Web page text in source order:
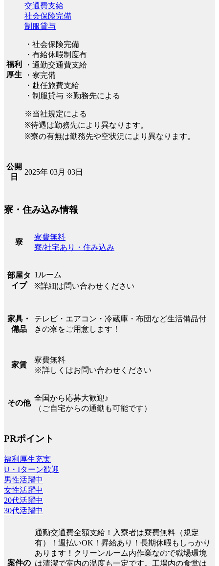
福利
厚生
交通費支給
社会保険完備
制服貸与
・社会保険完備
・有給休暇制度有
・通勤交通費支給
・寮完備
・赴任旅費支給
・制服貸与 ※勤務先による
※当社規定による
※待遇は勤務先により異なります。
※寮の有無は勤務先や空状況により異なります。
公開
日
2025年 03月 03日
寮・住み込み情報
寮
寮費無料
寮/社宅あり・住み込み
部屋タ
イプ
1ルーム
※詳細は問い合わせください
家具・
備品
テレビ・エアコン・冷蔵庫・布団など生活備品付
きの寮をご用意します！
家賃
寮費無料
※詳しくはお問い合わせください
その他
全国から応募大歓迎♪
（ご自宅からの通勤も可能です）
PRポイント
福利厚生充実
U・Iターン歓迎
男性活躍中
女性活躍中
20代活躍中
30代活躍中
案件の
通勤交通費全額支給！入寮者は寮費無料（規定
有）！週払いOK！昇給あり！長期休暇もしっかり
あります！クリーンルーム内作業なので職場環境
は清潔で室内の温度も一定です。工場内の食堂は